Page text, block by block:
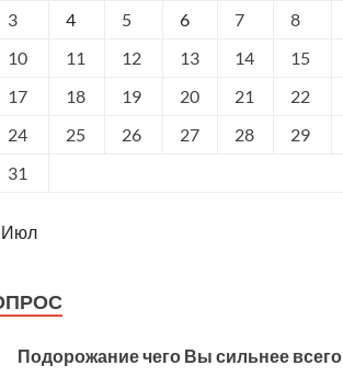
3
4 5 6 7 8
10
11 12 13 14 15
17
18 19 20 21 22
24
25 26 27 28 29
31
Июл
Подорожание чего Вы сильнее всего